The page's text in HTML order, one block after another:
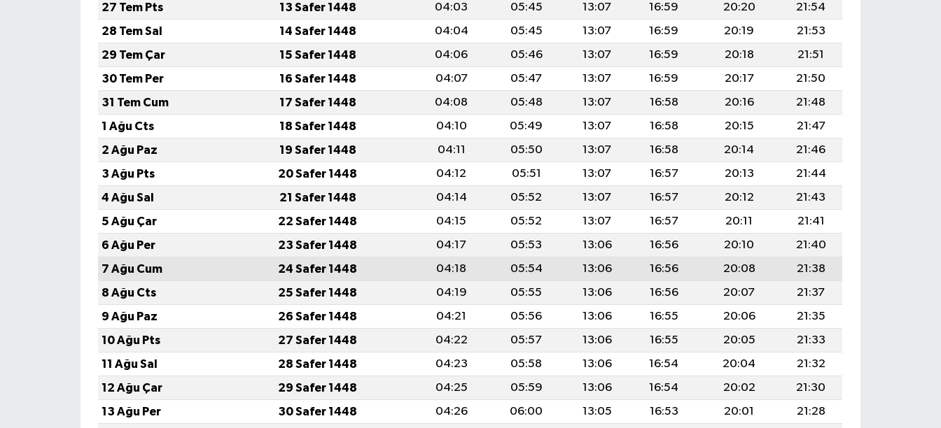
27 Tem Pts
13 Safer 1448 04:03 05:45 13:07 16:59 20:20
21:54
28 Tem Sal
14 Safer 1448 04:04 05:45 13:07 16:59 20:19
21:53
29 Tem Çar
15 Safer 1448 04:06 05:46 13:07 16:59 20:18
21:51
30 Tem Per
16 Safer 1448 04:07 05:47 13:07 16:59 20:17
21:50
31 Tem Cum
17 Safer 1448 04:08 05:48 13:07 16:58 20:16
21:48
1 Ağu Cts
18 Safer 1448 04:10 05:49 13:07 16:58 20:15
21:47
2 Ağu Paz
19 Safer 1448 04:11 05:50 13:07 16:58 20:14
21:46
3 Ağu Pts
20 Safer 1448 04:12 05:51 13:07 16:57 20:13
21:44
4 Ağu Sal
21 Safer 1448 04:14 05:52 13:07 16:57 20:12
21:43
5 Ağu Çar
22 Safer 1448 04:15 05:52 13:07 16:57 20:11
21:41
6 Ağu Per
23 Safer 1448 04:17 05:53 13:06 16:56 20:10
21:40
7 Ağu Cum
24 Safer 1448 04:18 05:54 13:06 16:56 20:08
21:38
8 Ağu Cts
25 Safer 1448 04:19 05:55 13:06 16:56 20:07
21:37
9 Ağu Paz
26 Safer 1448 04:21 05:56 13:06 16:55 20:06
21:35
10 Ağu Pts
27 Safer 1448 04:22 05:57 13:06 16:55 20:05
21:33
11 Ağu Sal
28 Safer 1448 04:23 05:58 13:06 16:54 20:04
21:32
12 Ağu Çar
29 Safer 1448 04:25 05:59 13:06 16:54 20:02
21:30
13 Ağu Per
30 Safer 1448 04:26 06:00 13:05 16:53 20:01
21:28